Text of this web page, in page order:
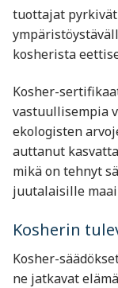
tuottajat pyrkivät
kosherista
Kosher-
vastuullisempia
ekologisten
auttanut
mikä on tehnyt
juutalaisille
Kosherin
Kosher-
ne jatkavat